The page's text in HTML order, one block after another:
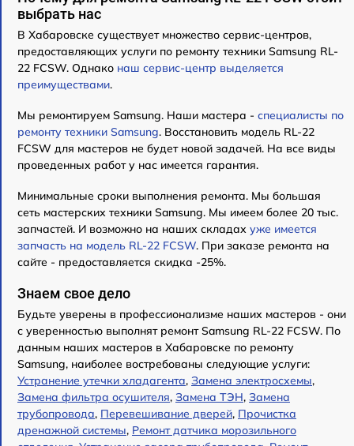
выбрать нас
В Хабаровске существует множество сервис-центров,
предоставляющих услуги по ремонту техники Samsung RL-
22 FCSW. Однако наш сервис-центр выделяется
преимуществами.
Мы ремонтируем Samsung. Наши мастера - специалисты по
ремонту техники Samsung. Восстановить модель RL-22
FCSW для мастеров не будет новой задачей. На все виды
проведенных работ у нас имеется гарантия.
Минимальные сроки выполнения ремонта. Мы большая
сеть мастерских техники Samsung. Мы имеем более 20 тыс.
запчастей. И возможно на наших складах уже имеется
запчасть на модель RL-22 FCSW. При заказе ремонта на
сайте - предоставляется скидка -25%.
Знаем свое дело
Будьте уверены в профессионализме наших мастеров - они
с уверенностью выполнят ремонт Samsung RL-22 FCSW. По
данным наших мастеров в Хабаровске по ремонту
Samsung, наиболее востребованы следующие услуги:
Устранение утечки хладагента, Замена электросхемы,
Замена фильтра осушителя, Замена ТЭН, Замена
трубопровода, Перевешивание дверей, Прочистка
дренажной системы, Ремонт датчика морозильного